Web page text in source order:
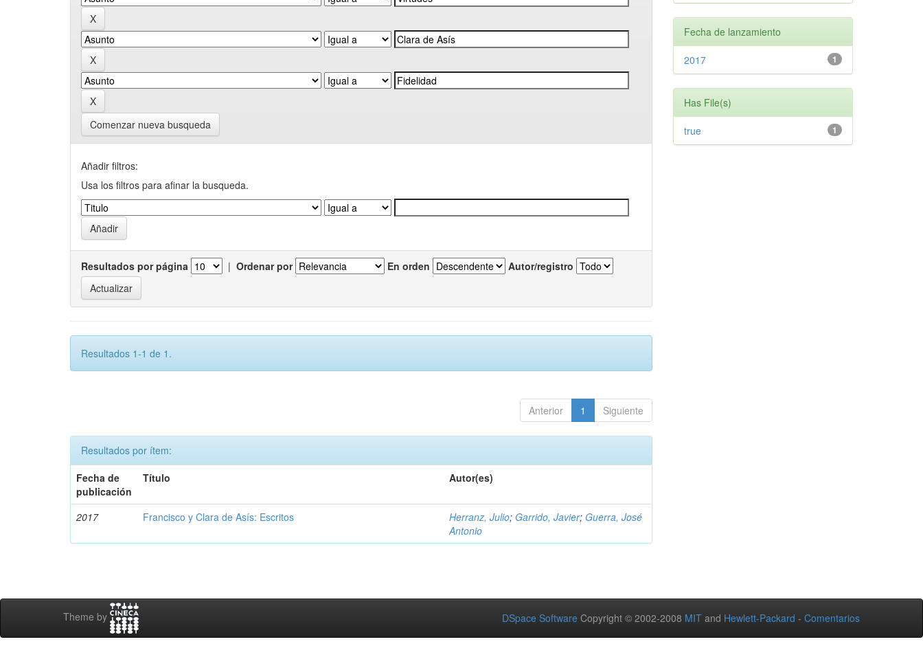
Comenzar nueva busqueda
Añadir filtros:
Usa los filtros para afinar la busqueda.
Resultados por página | Ordenar por En orden Autor/registro
Resultados 1-1 de 1.
Anterior 1 Siguiente
Resultados por ítem:
Fecha de
publicación
Título Autor(es)
2017 Francisco y Clara de Asís: Escritos Herranz, Julio; Garrido, Javier; Guerra, José
Antonio
Fecha de lanzamiento
1
2017
Has File(s)
1
true
Theme by DSpace Software Copyright © 2002-2008 MIT and Hewlett-Packard - Comentarios